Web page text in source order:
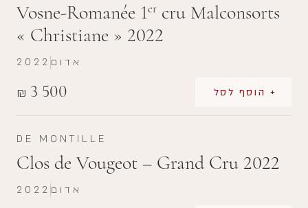
Vosne-Romanée 1er cru Malconsorts
« Christiane » 2022
₪ 3 500 + הוסף לסל
2022 אדום
DE MONTILLE
Clos de Vougeot – Grand Cru 2022
2022 אדום